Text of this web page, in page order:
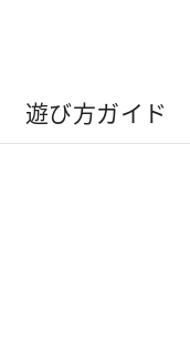
遊び方ガイド